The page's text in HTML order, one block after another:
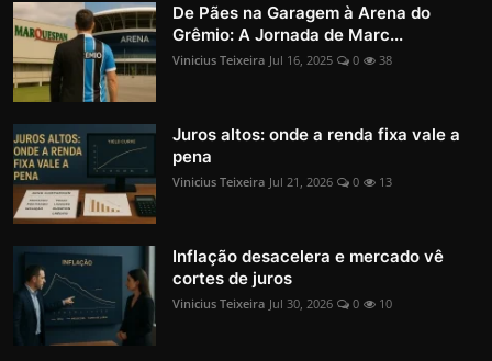
De Pães na Garagem à Arena do
Grêmio: A Jornada de Marc...
Vinicius Teixeira Jul 16, 2025 0 38
Juros altos: onde a renda fixa vale a
pena
Vinicius Teixeira Jul 21, 2026 0 13
Inflação desacelera e mercado vê
cortes de juros
Vinicius Teixeira Jul 30, 2026 0 10